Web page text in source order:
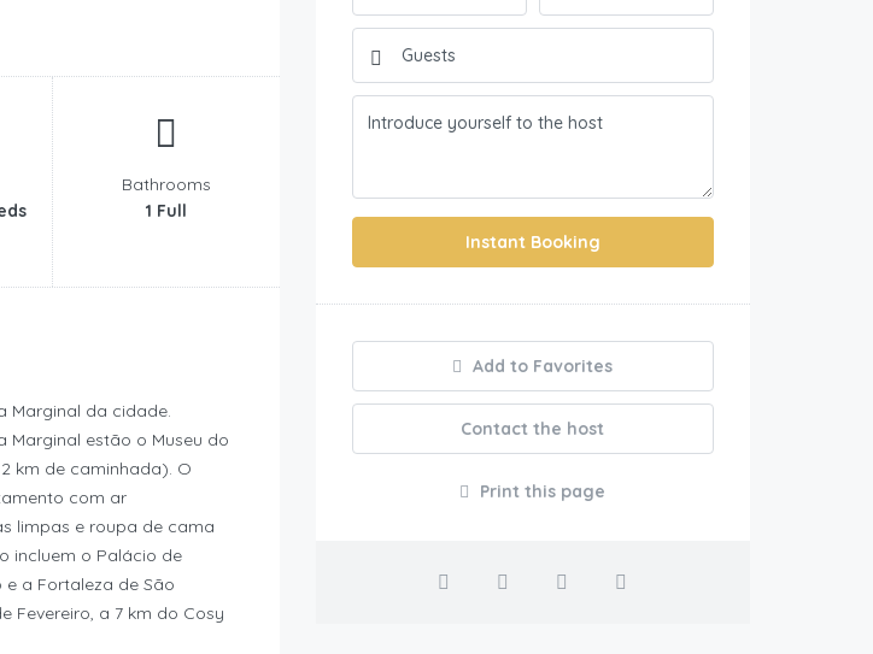
Bathrooms
1 Full
Marginal da cidade.
estão o Museu do
km de caminhada). O
com ar
limpas e roupa de cama
incluem o Palácio de
e a Fortaleza de São
Fevereiro, a 7 km do Cosy
Instant Booking
Add to Favorites
Contact the host
Print this page